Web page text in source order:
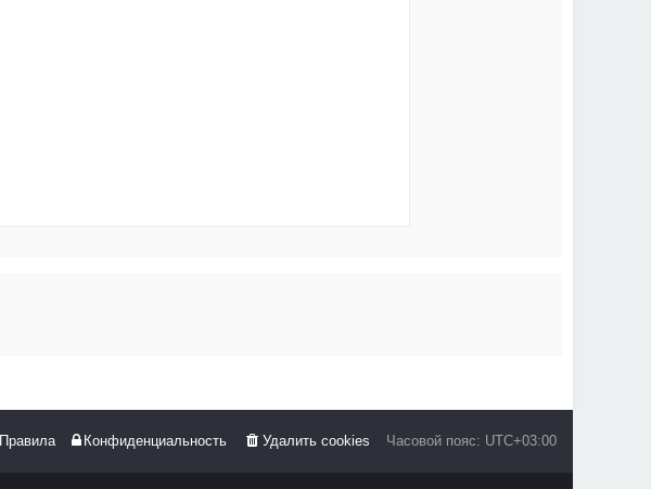
Часовой пояс: UTC+03:00
Удалить cookies
Конфиденциальность
Правила